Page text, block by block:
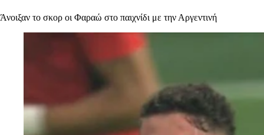
Άνοιξαν το σκορ οι Φαραώ στο παιχνίδι με την Αργεντινή